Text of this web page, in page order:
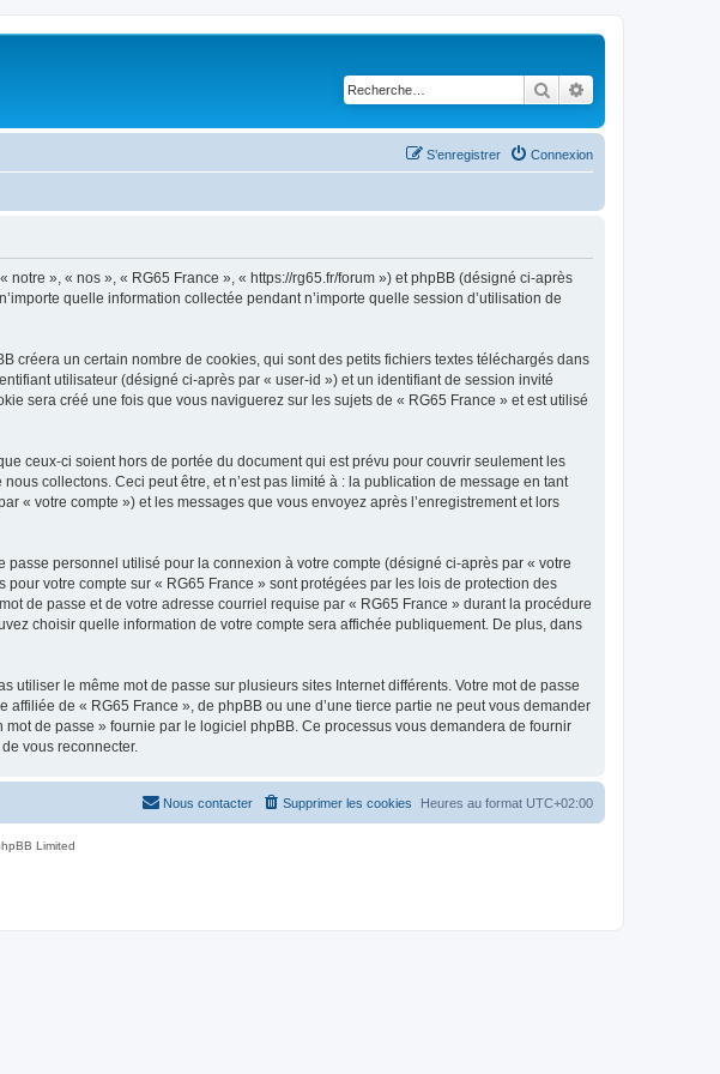
Rechercher
Connexion
S’enregistrer
», « nos », « RG65 France », « https://rg65.fr/forum ») et phpBB (désigné ci-après
quelle information collectée pendant n’importe quelle session d’utilisation de
créera un certain nombre de cookies, qui sont des petits fichiers textes téléchargés dans
utilisateur (désigné ci-après par « user-id ») et un identifiant de session invité
sera créé une fois que vous naviguerez sur les sujets de « RG65 France » et est utilisé
ceux-ci soient hors de portée du document qui est prévu pour couvrir seulement les
collectons. Ceci peut être, et n’est pas limité à : la publication de message en tant
« votre compte ») et les messages que vous envoyez après l’enregistrement et lors
personnel utilisé pour la connexion à votre compte (désigné ci-après par « votre
votre compte sur « RG65 France » sont protégées par les lois de protection des
de passe et de votre adresse courriel requise par « RG65 France » durant la procédure
choisir quelle information de votre compte sera affichée publiquement. De plus, dans
le même mot de passe sur plusieurs sites Internet différents. Votre mot de passe
de « RG65 France », de phpBB ou une d’une tierce partie ne peut vous demander
de passe » fournie par le logiciel phpBB. Ce processus vous demandera de fournir
vous reconnecter.
Heures au format UTC+02:00
Supprimer les cookies
Nous contacter
Limited